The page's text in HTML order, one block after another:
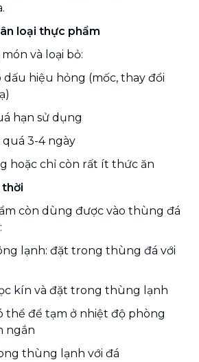
loại thực phẩm
và loại bỏ:
dấu hiệu hỏng (mốc, thay đổi
hạn sử dụng
3-4 ngày
hoặc chỉ còn rất ít thức ăn
thời
còn dùng được vào thùng đá
lạnh: đặt trong thùng đá với
kín và đặt trong thùng lạnh
thể để tạm ở nhiệt độ phòng
ngắn
thùng lạnh với đá